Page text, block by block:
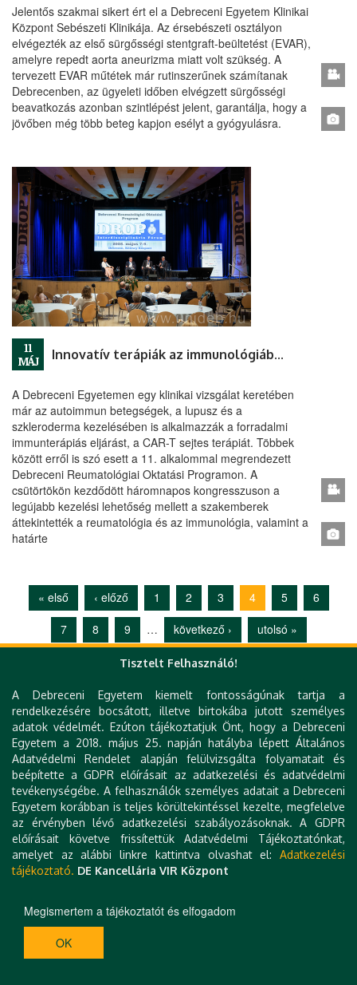
Jelentős szakmai sikert ért el a Debreceni Egyetem Klinikai
Központ Sebészeti Klinikája. Az érsebészeti osztályon
elvégezték az első sürgősségi stentgraft-beültetést (EVAR),
amelyre repedt aorta aneurizma miatt volt szükség. A
tervezett EVAR műtétek már rutinszerűnek számítanak
Debrecenben, az ügyeleti időben elvégzett sürgősségi
beavatkozás azonban szintlépést jelent, garantálja, hogy a
jövőben még több beteg kapjon esélyt a gyógyulásra.
11
MÁJ
Innovatív terápiák az immunológiában és a reumatológiában
A Debreceni Egyetemen egy klinikai vizsgálat keretében
már az autoimmun betegségek, a lupusz és a
szkleroderma kezelésében is alkalmazzák a forradalmi
immunterápiás eljárást, a CAR-T sejtes terápiát. Többek
között erről is szó esett a 11. alkalommal megrendezett
Debreceni Reumatológiai Oktatási Programon. A
csütörtökön kezdődött háromnapos kongresszuson a
legújabb kezelési lehetőség mellett a szakemberek
áttekintették a reumatológia és az immunológia, valamint a
határte
Oldalak
« első ‹ előző 1 2 3 4 5
6
7
8 9 … következő › utolsó »
Gyorslinkek
DE telefonkönyv
e-Organogram
Állásajánlatok
KK Orvoskereső
KK Szakrendelés kereső
KK Betegségkereső
Klinikai térkép
Levelezés
Hibabejelentés
Várólista
Technikai információk
Impresszum
Tisztelt Felhasználó!
A Debreceni Egyetem kiemelt fontosságúnak tartja a
rendelkezésére bocsátott, illetve birtokába jutott személyes
adatok védelmét. Ezúton tájékoztatjuk Önt, hogy a Debreceni
Egyetem a 2018. május 25. napján hatályba lépett Általános
Adatvédelmi Rendelet alapján felülvizsgálta folyamatait és
beépítette a GDPR előírásait az adatkezelési és adatvédelmi
tevékenységébe. A felhasználók személyes adatait a Debreceni
Egyetem korábban is teljes körültekintéssel kezelte, megfelelve
az érvényben lévő adatkezelési szabályozásoknak. A GDPR
előírásait követve frissítettük Adatvédelmi Tájékoztatónkat,
amelyet az alábbi linkre kattintva olvashat el: Adatkezelési
tájékoztató. DE Kancellária VIR Központ
Megismertem a tájékoztatót és elfogadom
OK